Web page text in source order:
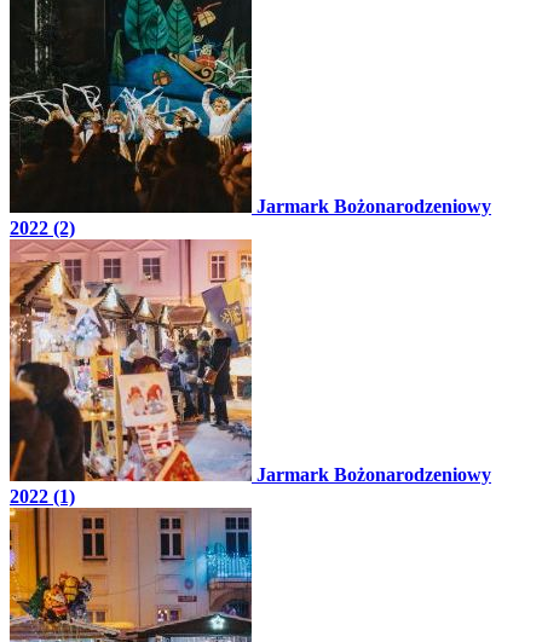
Jarmark Bożonarodzeniowy
2022 (2)
Jarmark Bożonarodzeniowy
2022 (1)